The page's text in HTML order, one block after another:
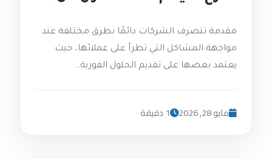
مقدمة تتصرف الشركات دائمًا بطرق مختلفة عند
مواجهة المشاكل التي تطرأ على عملائها، حيث
يعتمد بعضها على تقديم الحلول الفورية…
مايو 28, 2026 1 دقيقة